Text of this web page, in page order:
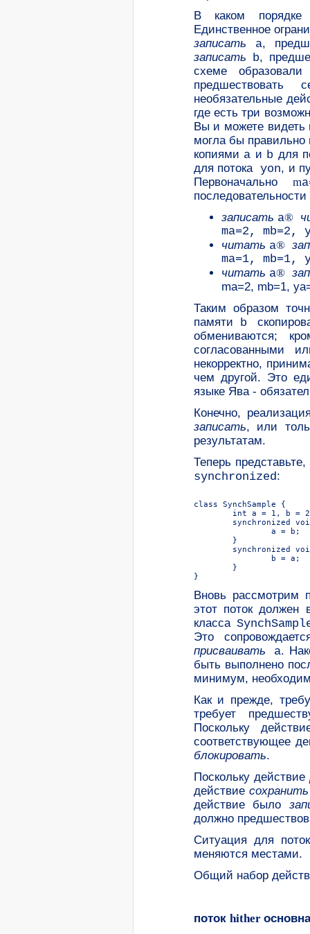
В каком порядке
Единственное
записать
a,
записать b,
схеме
необязательные
где есть три
Вы и можете видеть
могла бы
копиями a и b для
для потокаyon, и
Первоначально m
записать a®
ma=2, mb=2,
читать a®
ma=1, mb=1,
читать a®
ma=2, mb=1,
Таким образом
памяти b
обмениваются;
согласованными
некорректно,
чем другой. Это
языке Ява -
Конечно,
записать, или
результатам.
Теперь
synchronized:
Вновь рассмотрим
этот поток должен
класса
Это
присваивать
a.
быть выполнено
минимум,
Как и прежде,
требует
Поскольку
соответствующее
блокировать.
Поскольку действие
действиесохранить
действие было
должно
Ситуация для
меняются местами.
Общий набор
поток hither